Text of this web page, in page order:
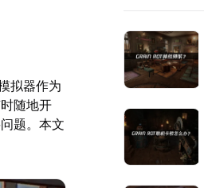
拟器作为
随地开
题。本文